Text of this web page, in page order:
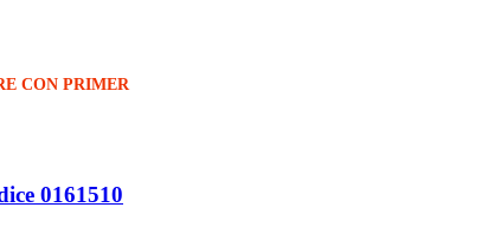
CON PRIMER
0161510